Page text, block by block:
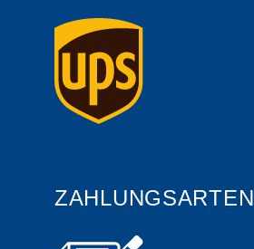
ZAHLUNGSARTEN